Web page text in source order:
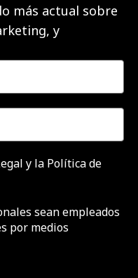
más actual sobre
y
y la Política de
sean empleados
por medios